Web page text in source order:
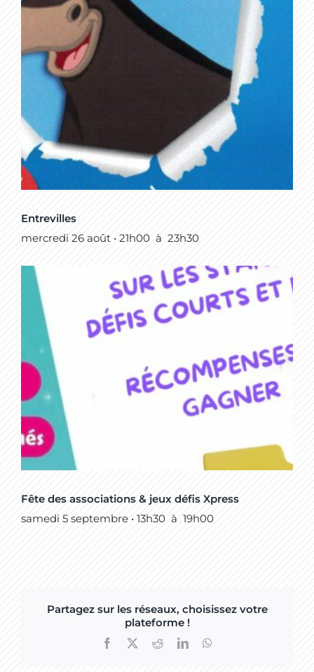
Entrevilles
mercredi 26 août • 21h00 à 23h30
Fête des associations & jeux défis Xpress
samedi 5 septembre • 13h30 à 19h00
Partagez sur les réseaux, choisissez votre
plateforme !
Facebook RedditLinkedIn